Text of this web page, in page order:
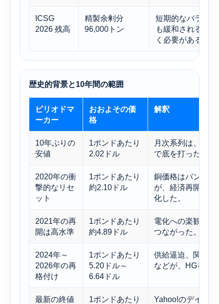
ICSG
2026 残高
精製余剰分
96,000トン
短期的なバラン
も緩和される可
く必要がある。
歴史的背景と10年間の範囲
ピリオドマ
ーカー
おおよその価
格
解釈
10年ぶりの
安値
1ポンドあたり
2.02ドル
月次系列は、
で底を打った。
2020年の衝
撃的なリセ
ット
1ポンドあたり
約2.10ドル
銅価格はパンデ
が、経済再開に
化した。
2021年の再
開は高水準
1ポンドあたり
約4.89ドル
電化への楽観論
つながった。
2024年～
2026年の再
格付け
1ポンドあたり
5.20ドル～
6.64ドル
供給逼迫、関税
などが、HGをよ
最新の終値
1ポンドあたり
Yahoo!のデイリ